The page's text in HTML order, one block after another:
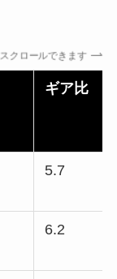
スクロールできます
ギア比
5.7
6.2